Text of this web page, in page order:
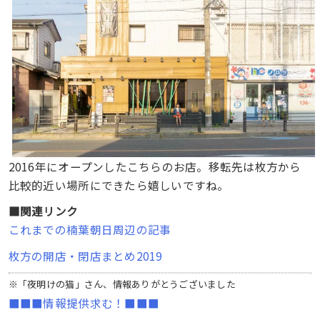
2016年にオープンしたこちらのお店。移転先は枚方から
比較的近い場所にできたら嬉しいですね。
■関連リンク
これまでの楠葉朝日周辺の記事
枚方の開店・閉店まとめ2019
※「夜明けの猫」さん、情報ありがとうございました
■■■情報提供求む！■■■